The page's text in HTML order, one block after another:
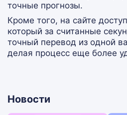
точные прогнозы.
Кроме того, на сайте
который за считанные
точный перевод из одной
делая процесс еще более
Новости